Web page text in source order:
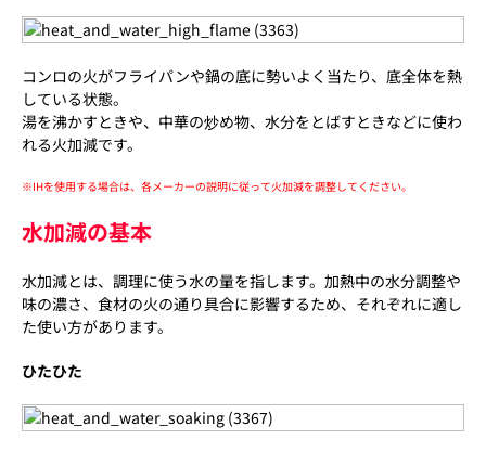
コンロの火がフライパンや鍋の底に勢いよく当たり、底全体を熱
している状態。
湯を沸かすときや、中華の炒め物、水分をとばすときなどに使わ
れる火加減です。
※IHを使用する場合は、各メーカーの説明に従って火加減を調整してください。
水加減の基本
水加減とは、調理に使う水の量を指します。加熱中の水分調整や
味の濃さ、食材の火の通り具合に影響するため、それぞれに適し
た使い方があります。
ひたひた